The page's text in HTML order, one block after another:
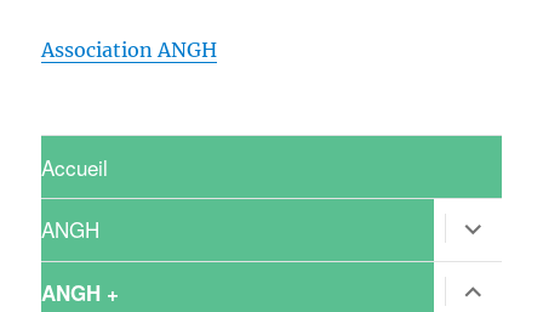
Association ANGH
Accueil
ANGH
ouvrir
le
sous-
menu
ANGH +
ouvrir
le